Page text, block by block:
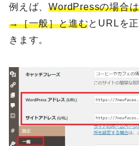
例えば、WordPressの場合
→［一般］と進むとURLを
きます。